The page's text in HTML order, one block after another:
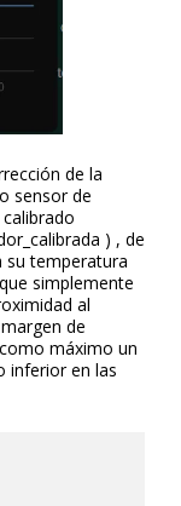
de la
sensor de
) , de
su temperatura
simplemente
al
de
máximo un
inferior en las